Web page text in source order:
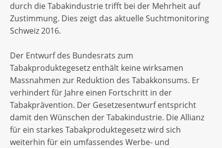
durch die Tabakindustrie trifft bei der Mehrheit auf
Zustimmung. Dies zeigt das aktuelle Suchtmonitoring
Schweiz 2016.
Der Entwurf des Bundesrats zum
Tabakproduktegesetz enthält keine wirksamen
Massnahmen zur Reduktion des Tabakkonsums. Er
verhindert für Jahre einen Fortschritt in der
Tabakprävention. Der Gesetzesentwurf entspricht
damit den Wünschen der Tabakindustrie. Die Allianz
für ein starkes Tabakproduktegesetz wird sich
weiterhin für ein umfassendes Werbe- und